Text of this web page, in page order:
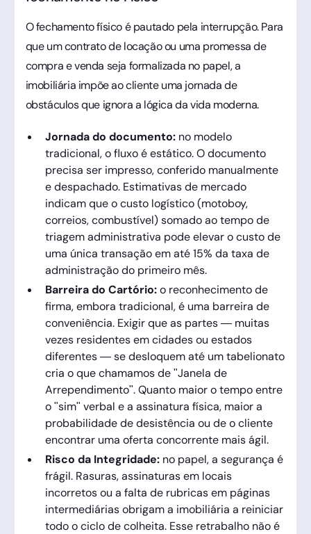
O fechamento físico é pautado pela interrupção. Para
que um contrato de locação ou uma promessa de
compra e venda seja formalizada no papel, a
imobiliária impõe ao cliente uma jornada de
obstáculos que ignora a lógica da vida moderna.
Jornada do documento: no modelo
tradicional, o fluxo é estático. O documento
precisa ser impresso, conferido manualmente
e despachado. Estimativas de mercado
indicam que o custo logístico (motoboy,
correios, combustível) somado ao tempo de
triagem administrativa pode elevar o custo de
uma única transação em até 15% da taxa de
administração do primeiro mês.
Barreira do Cartório:o reconhecimento de
firma, embora tradicional, é uma barreira de
conveniência. Exigir que as partes — muitas
vezes residentes em cidades ou estados
diferentes — se desloquem até um tabelionato
cria o que chamamos de "Janela de
Arrependimento". Quanto maior o tempo entre
o "sim" verbal e a assinatura física, maior a
probabilidade de desistência ou de o cliente
encontrar uma oferta concorrente mais ágil.
Risco da Integridade:no papel, a segurança é
frágil. Rasuras, assinaturas em locais
incorretos ou a falta de rubricas em páginas
intermediárias obrigam a imobiliária a reiniciar
todo o ciclo de colheita. Esse retrabalho não é